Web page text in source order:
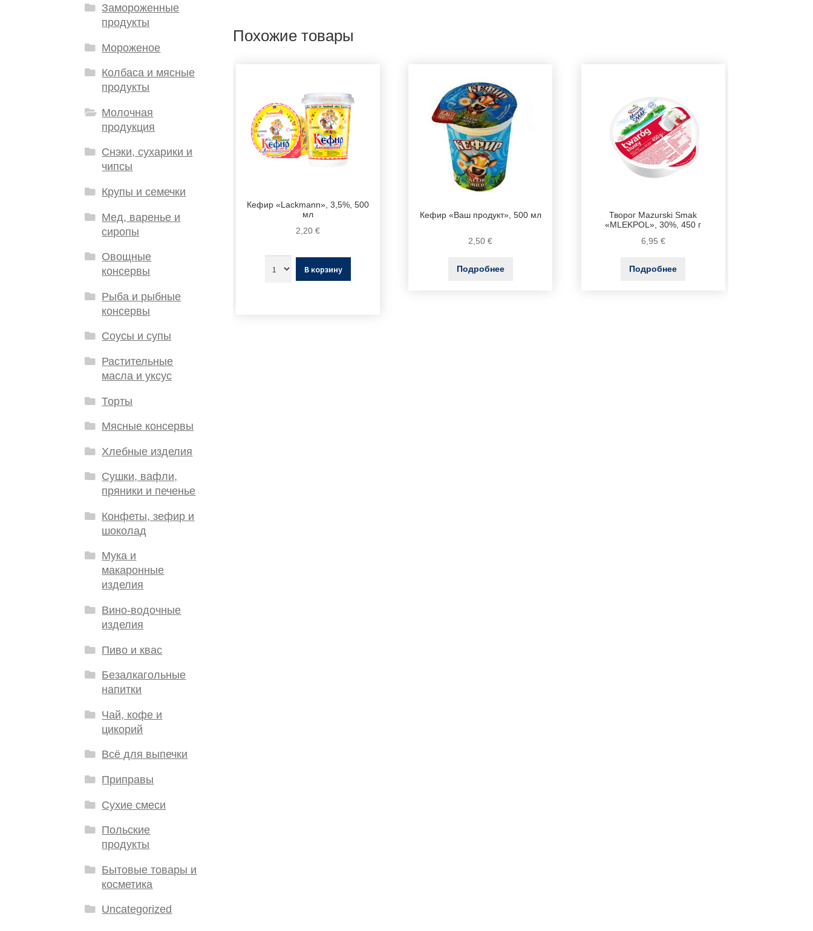
Похожие товары
Кефир «Lackmann», 3,5%, 500
мл
2,20 €
В корзину
Кефир «Ваш продукт», 500 мл
2,50€
Подробнее
Творог Mazurski Smak
«MLEKPOL», 30%, 450 г
6,95 €
Подробнее
Замороженные
продукты
Мороженое
Колбаса и мясные
продукты
Молочная
продукция
Снэки, сухарики и
чипсы
Крупы и семечки
Мед, варенье и
сиропы
Овощные
консервы
Рыба и рыбные
консервы
Соусы и супы
Растительные
масла и уксус
Торты
Мясные консервы
Хлебные изделия
Сушки, вафли,
пряники и печенье
Конфеты, зефир и
шоколад
Мука и
макаронные
изделия
Вино-водочные
изделия
Пиво и квас
Безалкагольные
напитки
Чай, кофе и
цикорий
Всё для выпечки
Приправы
Сухие смеси
Польские
продукты
Бытовые товары и
косметика
Uncategorized